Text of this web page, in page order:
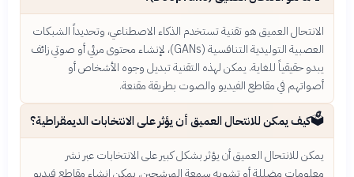
الانتحال العميق هو تقنية تستخدم الذكاء الاصطناعي، وتحديداً الشبكات
العصبية التوليدية التنافسية (GANs)، لإنشاء محتوى مرئي أو صوتي زائف
يبدو حقيقياً للغاية. يمكن لهذه التقنية تبديل وجوه الأشخاص أو
أصواتهم في مقاطع الفيديو والصوت بطريقة مقنعة.
🗳️كيف يمكن للانتحال العميق أن يؤثر على الانتخابات الديمقراطية؟
يمكن للانتحال العميق أن يؤثر بشكل كبير على الانتخابات عبر نشر
معلومات مضللة أو تشويه سمعة المرشحين. يمكن إنشاء مقاطع فيديو